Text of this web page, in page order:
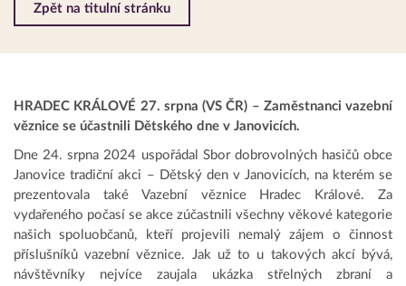
Zpět na titulní stránku
HRADEC KRÁLOVÉ 27. srpna (VS ČR) – Zaměstnanci vazební
věznice se účastnili Dětského dne v Janovicích.
Dne 24. srpna 2024 uspořádal Sbor dobrovolných hasičů obce
Janovice tradiční akci – Dětský den v Janovicích, na kterém se
prezentovala také Vazební věznice Hradec Králové. Za
vydařeného počasí se akce zúčastnili všechny věkové kategorie
našich spoluobčanů, kteří projevili nemalý zájem o činnost
příslušníků vazební věznice. Jak už to u takových akcí bývá,
návštěvníky nejvíce zaujala ukázka střelných zbraní a